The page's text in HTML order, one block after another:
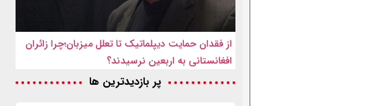
از فقدان حمایت دیپلماتیک تا تعلل میزبان؛چرا زائران
افغانستانی به اربعین نرسیدند؟
پر بازدیدترین ها